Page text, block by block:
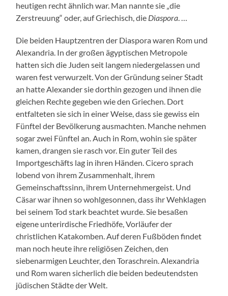
heutigen recht ähnlich war. Man nannte sie „die
Zerstreuung“ oder, auf Griechisch, die Diaspora. …
Die beiden Hauptzentren der Diaspora waren Rom und
Alexandria. In der großen ägyptischen Metropole
hatten sich die Juden seit langem niedergelassen und
waren fest verwurzelt. Von der Gründung seiner Stadt
an hatte Alexander sie dorthin gezogen und ihnen die
gleichen Rechte gegeben wie den Griechen. Dort
entfalteten sie sich in einer Weise, dass sie gewiss ein
Fünftel der Bevölkerung ausmachten. Manche nehmen
sogar zwei Fünftel an. Auch in Rom, wohin sie später
kamen, drangen sie rasch vor. Ein guter Teil des
Importgeschäfts lag in ihren Händen. Cicero sprach
lobend von ihrem Zusammenhalt, ihrem
Gemeinschaftssinn, ihrem Unternehmergeist. Und
Cäsar war ihnen so wohlgesonnen, dass ihr Wehklagen
bei seinem Tod stark beachtet wurde. Sie besaßen
eigene unterirdische Friedhöfe, Vorläufer der
christlichen Katakomben. Auf deren Fußböden findet
man noch heute ihre religiösen Zeichen, den
siebenarmigen Leuchter, den Toraschrein. Alexandria
und Rom waren sicherlich die beiden bedeutendsten
jüdischen Städte der Welt.